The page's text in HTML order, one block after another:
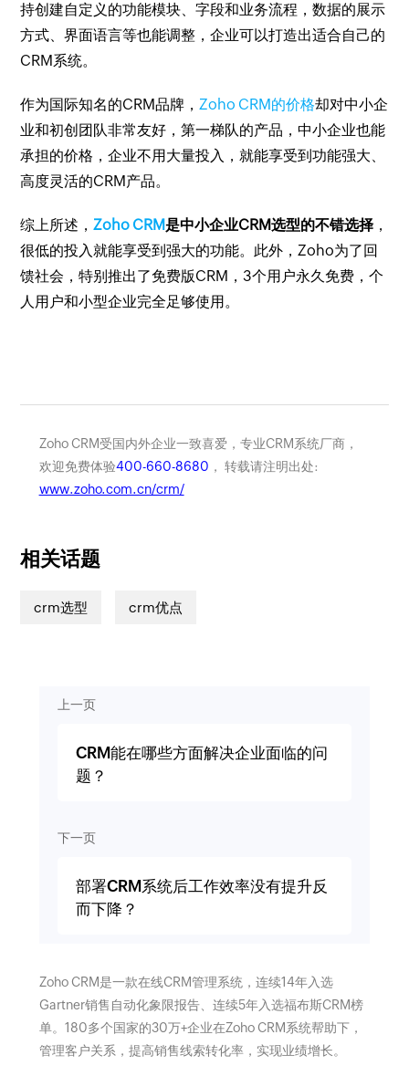
持创建自定义的功能模块、字段和业务流程，数据的展示
方式、界面语言等也能调整，企业可以打造出适合自己的
CRM系统。
作为国际知名的CRM品牌，Zoho CRM的价格却对中小企
业和初创团队非常友好，第一梯队的产品，中小企业也能
承担的价格，企业不用大量投入，就能享受到功能强大、
高度灵活的CRM产品。
综上所述，Zoho CRM是中小企业CRM选型的不错选择 ，
很低的投入就能享受到强大的功能。此外，Zoho为了回
馈社会，特别推出了免费版CRM，3个用户永久免费，个
人用户和小型企业完全足够使用。
Zoho CRM受国内外企业一致喜爱，专业CRM系统厂商，
欢迎免费体验400-660-8680 ， 转载请注明出处:
www.zoho.com.cn/crm/
相关话题
crm选型 crm优点
上一页
CRM能在哪些方面解决企业面临的问
题？
下一页
部署CRM系统后工作效率没有提升反
而下降？
Zoho CRM是一款在线CRM管理系统，连续14年入选
Gartner销售自动化象限报告、连续5年入选福布斯CRM榜
单。180多个国家的30万+企业在Zoho CRM系统帮助下，
管理客户关系，提高销售线索转化率，实现业绩增长。